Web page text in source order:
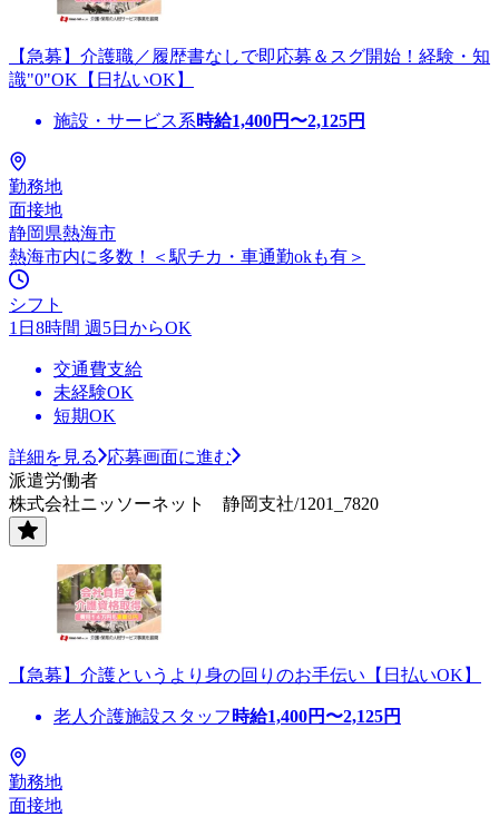
【急募】介護職／履歴書なしで即応募＆スグ開始！経験・知
識"0"OK【日払いOK】
施設・サービス系時給1,400円〜2,125円
勤務地
面接地
静岡県熱海市
熱海市内に多数！＜駅チカ・車通勤okも有＞
シフト
1日8時間 週5日からOK
交通費支給
未経験OK
短期OK
詳細を見る
応募画面に進む
派遣労働者
株式会社ニッソーネット 静岡支社/1201_7820
【急募】介護というより身の回りのお手伝い【日払いOK】
老人介護施設スタッフ 時給1,400円〜2,125円
勤務地
面接地